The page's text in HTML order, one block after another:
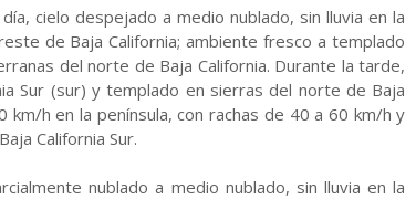
cielo despejado a medio nublado, sin lluvia en la
de Baja California; ambiente fresco a templado
del norte de Baja California. Durante la tarde,
Sur (sur) y templado en sierras del norte de Baja
h en la península, con rachas de 40 a 60 km/h y
California Sur.
nublado a medio nublado, sin lluvia en la